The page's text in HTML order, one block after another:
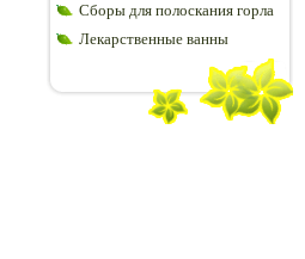
Сборы для полоскания горла
Лекарственные ванны